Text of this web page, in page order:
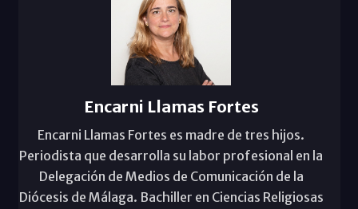
Encarni Llamas Fortes
Encarni Llamas Fortes es madre de tres hijos.
Periodista que desarrolla su labor profesional en la
Delegación de Medios de Comunicación de la
Diócesis de Málaga. Bachiller en Ciencias Religiosas